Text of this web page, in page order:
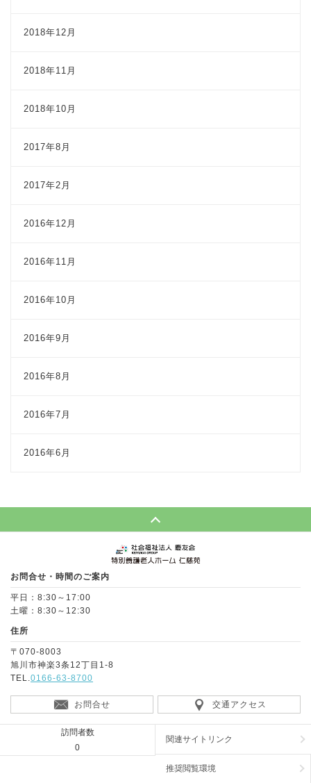
2018年12月
2018年11月
2018年10月
2017年8月
2017年2月
2016年12月
2016年11月
2016年10月
2016年9月
2016年8月
2016年7月
2016年6月
お問合せ・時間のご案内
平日：8:30～17:00
土曜：8:30～12:30
住所
〒070-8003
旭川市神楽3条12丁目1-8
TEL.0166-63-8700
お問合せ 交通アクセス
訪問者数
0
関連サイトリンク
推奨閲覧環境